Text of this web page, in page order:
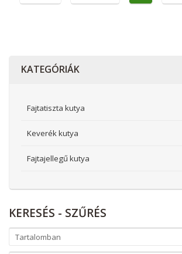
KATEGÓRIÁK
Fajtatiszta kutya
Keverék kutya
Fajtajellegű kutya
KERESÉS - SZŰRÉS